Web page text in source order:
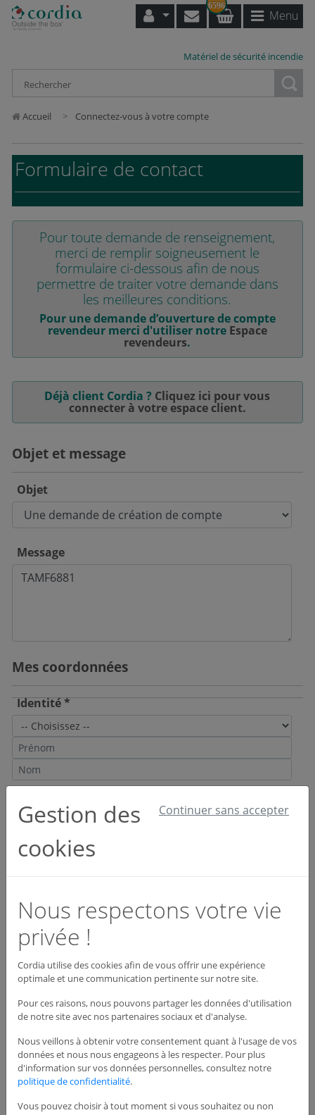
6596
Menu
Matériel de sécurité incendie
Accueil Connectez-vous à votre compte
Formulaire de contact
Pour toute demande de renseignement,
merci de remplir soigneusement le
formulaire ci-dessous afin de nous
permettre de traiter votre demande dans
les meilleures conditions.
Pour une demande d’ouverture de compte
revendeur merci d'utiliser notre Espace
revendeurs.
Déjà client Cordia ? Cliquez ici pour vous
connecter à votre espace client.
Objet et message
Objet
Message
Mes coordonnées
Identité *
Email et téléphone *
Activité *
Adresse du siège de l'entreprise
Adresse *
Adresse suite
Gestion des
cookies
Continuer sans accepter
Nous respectons votre vie
privée !
Cordia utilise des cookies afin de vous offrir une expérience
optimale et une communication pertinente sur notre site.
Pour ces raisons, nous pouvons partager les données d'utilisation
de notre site avec nos partenaires sociaux et d'analyse.
Nous veillons à obtenir votre consentement quant à l'usage de vos
données et nous nous engageons à les respecter. Pour plus
d'information sur vos données personnelles, consultez notre
politique de confidentialité.
Vous pouvez choisir à tout moment si vous souhaitez ou non